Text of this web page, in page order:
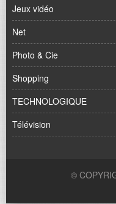
Jeux vidéo
Net
Photo & Cie
Shopping
TECHNOLOGIQUE
Télévision
©